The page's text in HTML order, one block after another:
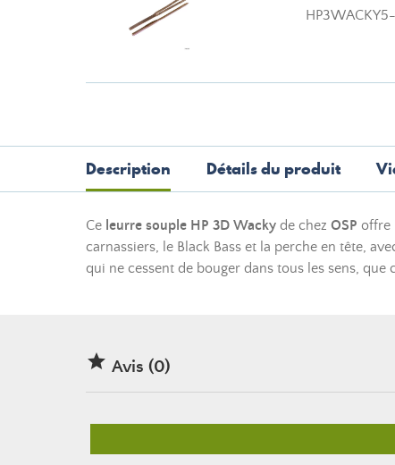
Description Détails du produit
Ce leurre souple HP 3D Wacky de chez OSP offre
carnassiers, le Black Bass et la perche en tête,
qui ne cessent de bouger dans tous les sens,
 Avis (0)